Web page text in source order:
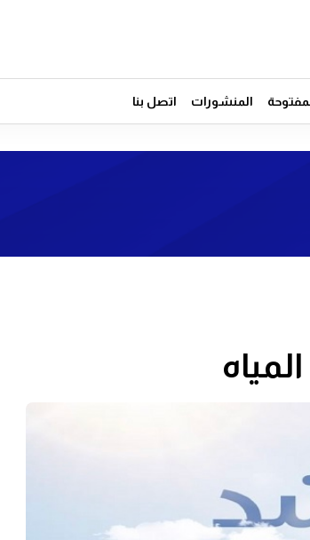
المنشورات اتصل بنا